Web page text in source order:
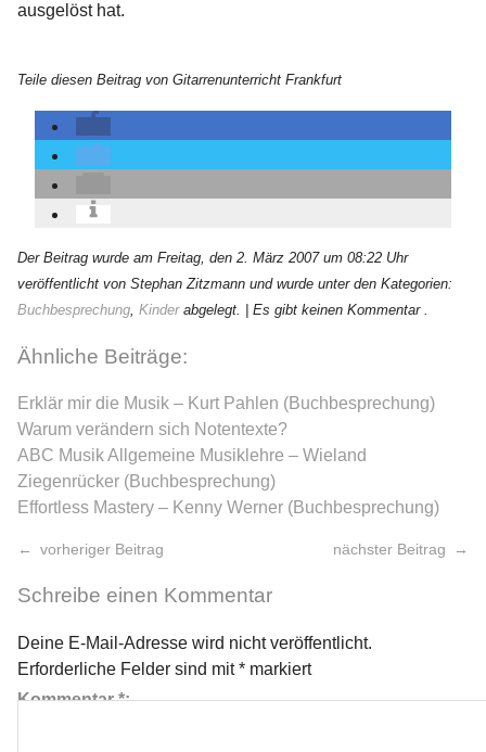
ausgelöst hat.
Teile diesen Beitrag von Gitarrenunterricht Frankfurt
Der Beitrag wurde am Freitag, den 2. März 2007 um 08:22 Uhr
veröffentlicht von Stephan Zitzmann und wurde unter den Kategorien:
Buchbesprechung, Kinderabgelegt. | Es gibt keinen Kommentar .
Ähnliche Beiträge:
Erklär mir die Musik – Kurt Pahlen (Buchbesprechung)
Warum verändern sich Notentexte?
ABC Musik Allgemeine Musiklehre – Wieland
Ziegenrücker (Buchbesprechung)
Effortless Mastery – Kenny Werner (Buchbesprechung)
vorheriger Beitrag nächster Beitrag
Schreibe einen Kommentar
Deine E-Mail-Adresse wird nicht veröffentlicht.
Erforderliche Felder sind mit* markiert
Kommentar*